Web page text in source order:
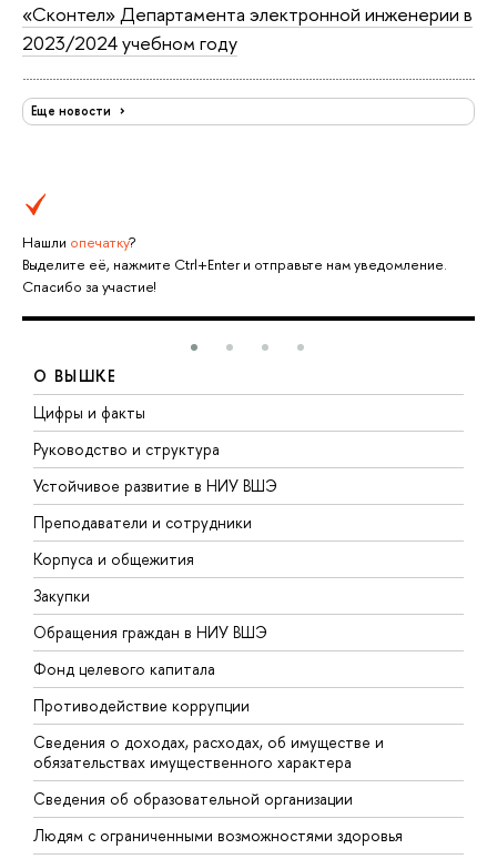
«Сконтел» Департамента электронной инженерии в
2023/2024 учебном году
Еще новости
Нашли опечатку?
Выделите её, нажмите Ctrl+Enter и отправьте нам уведомление.
Спасибо за участие!
О ВЫШКЕ
Цифры и факты
Руководство и структура
Устойчивое развитие в НИУ ВШЭ
Преподаватели и сотрудники
Корпуса и общежития
Закупки
Обращения граждан в НИУ ВШЭ
Фонд целевого капитала
Противодействие коррупции
Сведения о доходах, расходах, об имуществе и
обязательствах имущественного характера
Сведения об образовательной организации
Людям с ограниченными возможностями здоровья